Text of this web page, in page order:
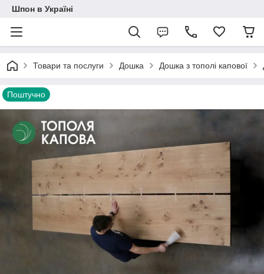
Шпон в Україні
Товари та послуги Дошка Дошка з тополі капової
Поштучно